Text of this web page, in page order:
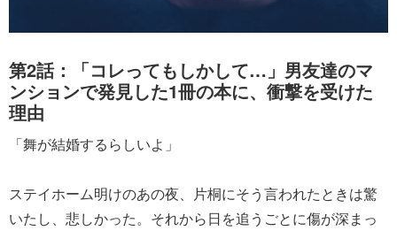
第2話：「コレってもしかして…」男友達のマ
ンションで発見した1冊の本に、衝撃を受けた
理由
「舞が結婚するらしいよ」
ステイホーム明けのあの夜、片桐にそう言われたときは驚
いたし、悲しかった。それから日を追うごとに傷が深まっ